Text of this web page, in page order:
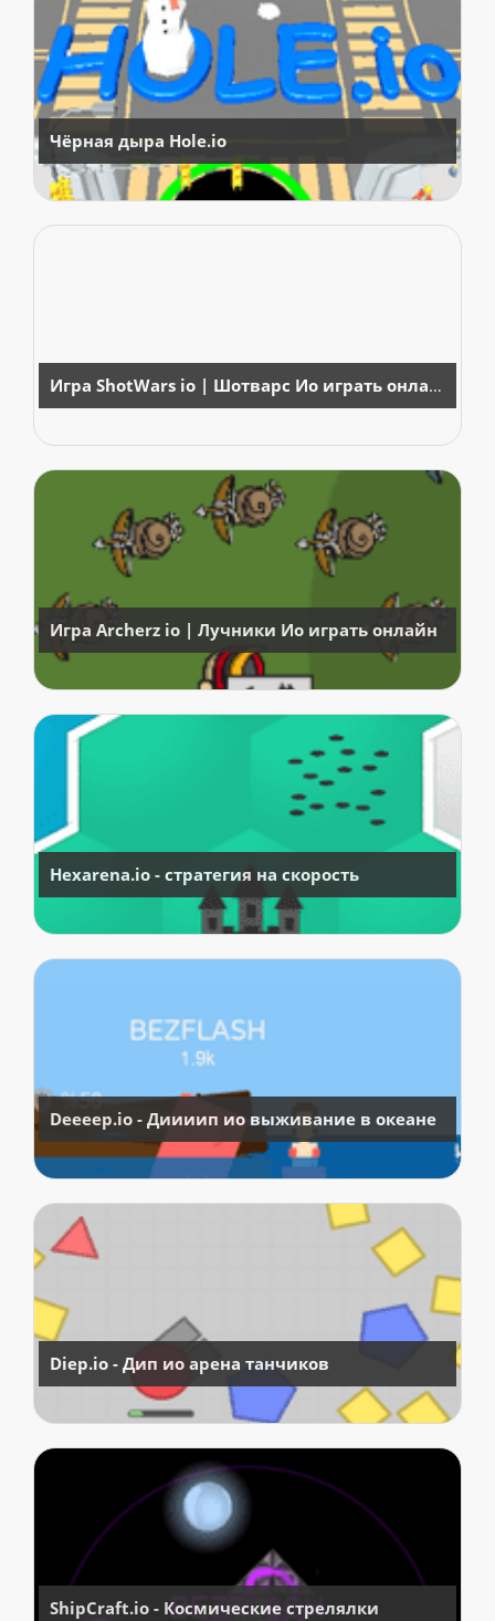
Чёрная дыра Hole.io
Игра ShotWars io | Шотварс Ио играть онлайн
Игра Archerz io | Лучники Ио играть онлайн
Hexarena.io - стратегия на скорость
Deeeep.io - Диииип ио выживание в океане
Diep.io - Дип ио арена танчиков
ShipCraft.io - Космические стрелялки